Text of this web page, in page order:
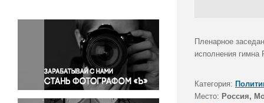
Окружающая среда
Политика
Правосудие
Происшествия и конфликты
Религия
Светская жизнь
Пленарное
исполнения гимна
Категория:
Место: Россия,